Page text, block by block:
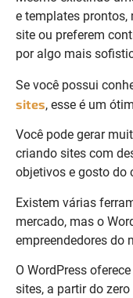
e templates
site ou preferem
por algo mais
Se você possui
sites, esse é um
Você pode gerar
criando sites com
objetivos e gosto do
Existem várias
mercado, mas o
empreendedores do
O WordPress
sites, a partir do